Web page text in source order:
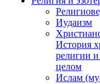
Иудаизм
История
религии
целом
Ислам